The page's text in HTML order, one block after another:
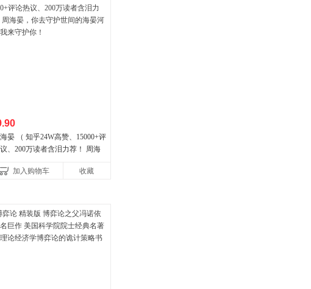
晏 （ 知乎24W高赞、15000+评
、200万读者含泪力荐！ 周海
你！加入购物车 收藏